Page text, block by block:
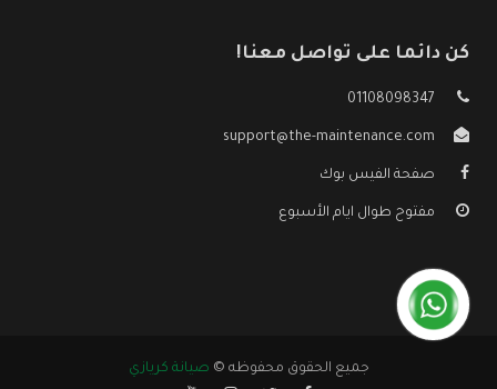
كن دائما على تواصل معنا!
01108098347
support@the-maintenance.com
صفحة الفيس بوك
مفتوح طوال ايام الأسبوع
جميع الحقوق محفوظه © صيانة كريازي